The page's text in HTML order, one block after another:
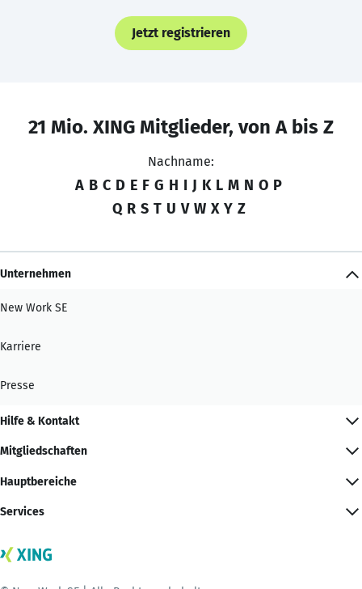
Jetzt registrieren
21 Mio. XING Mitglieder, von A bis Z
Nachname:
A B C D E F G H I J K L M N O P
Q R S T U V W X Y Z
Unternehmen
New Work SE
Karriere
Presse
Hilfe & Kontakt
Mitgliedschaften
Hauptbereiche
Services